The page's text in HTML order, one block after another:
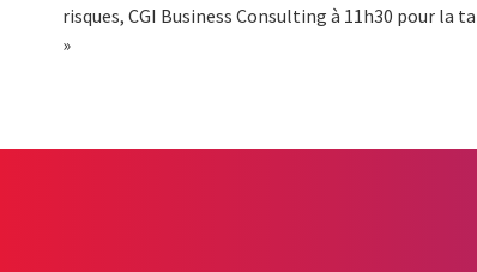
risques, CGI Business Consulting à 11h30 pour la
»